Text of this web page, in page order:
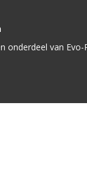
onderdeel van Evo-